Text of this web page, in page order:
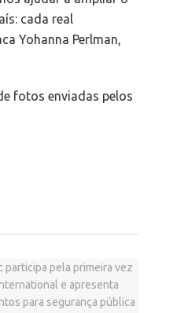
cada real
Yohanna Perlman,
fotos enviadas pelos